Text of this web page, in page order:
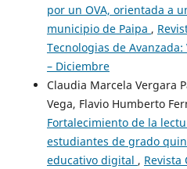
por un OVA, orientada a
municipio de Paipa ,
Tecnologias de
– Diciembre
Claudia Marcela Vergara
Vega, Flavio Humberto
Fortalecimiento de la
estudiantes de grado
educativo digital , Revista